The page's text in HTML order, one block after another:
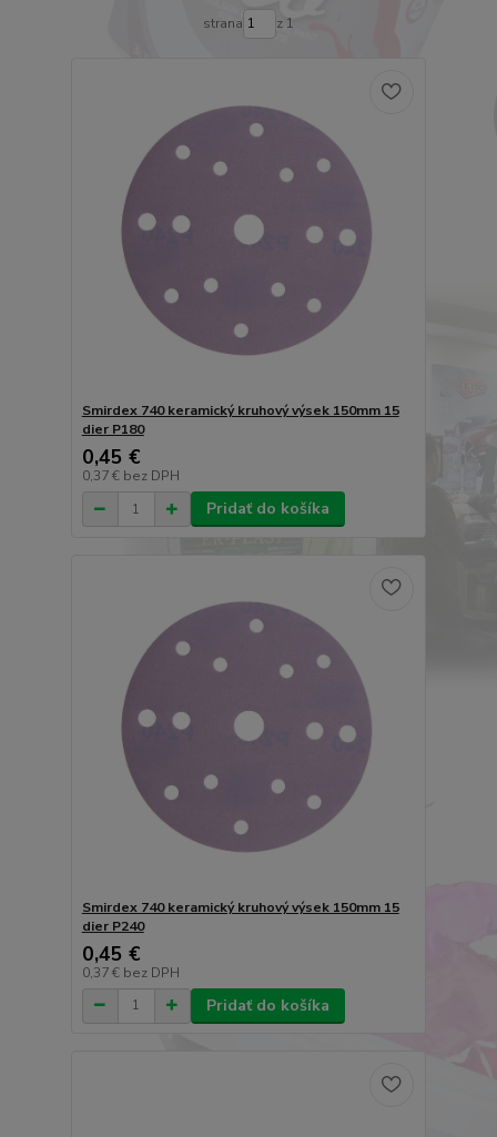
strana z 1
Smirdex 740 keramický kruhový výsek 150mm 15
dier P180
0,45 €
0,37 € bez DPH
Pridať do košíka
Smirdex 740 keramický kruhový výsek 150mm 15
dier P240
0,45 €
0,37 € bez DPH
Pridať do košíka